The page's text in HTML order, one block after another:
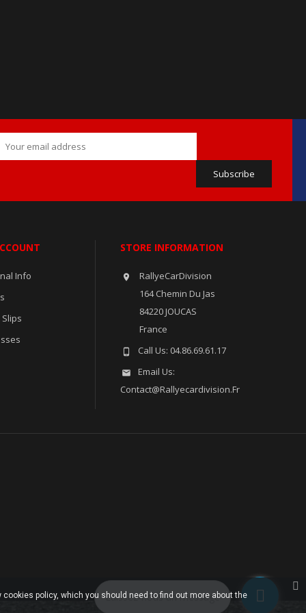
Laissez-nous un message
Info
STORE INFORMATION

RallyeCarDivision
164 Chemin Du Jas
84220 JOUCAS
France
 Call Us: 04.86.69.61.17

Email Us:
Contact@rallyecardivision.fr
policy, which you should need to find out more about the